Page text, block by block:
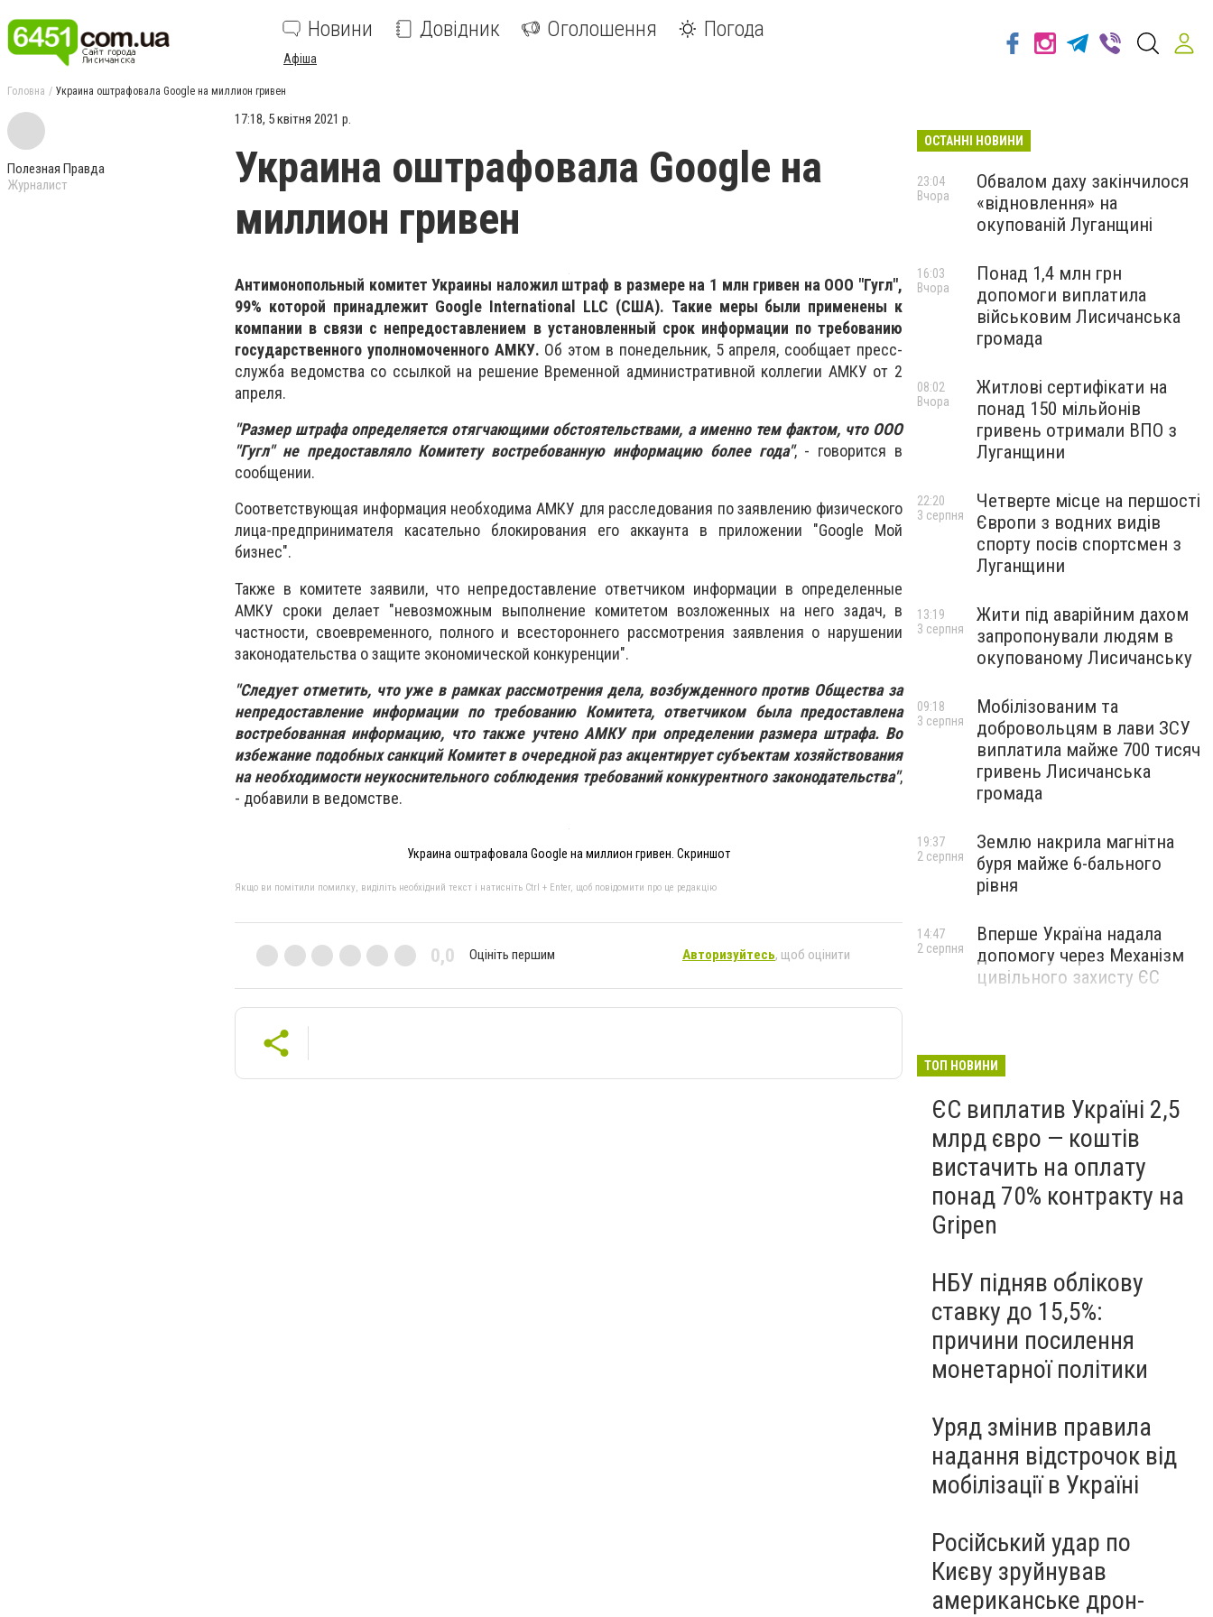
Новини Довідник Оголошення Погода
Афіша
Головна Украина оштрафовала Google на миллион гривен
Полезная Правда
Журналист
17:18, 5 квітня 2021 р.
Украина оштрафовала Google на
миллион гривен
Антимонопольный комитет Украины наложил штраф в размере на 1 млн гривен на ООО "Гугл",
99% которой принадлежит Google International LLC (США). Такие меры были применены к
компании в связи с непредоставлением в установленный срок информации по требованию
государственного уполномоченного АМКУ. Об этом в понедельник, 5 апреля, сообщает пресс-
служба ведомства со ссылкой на решение Временной административной коллегии АМКУ от 2
апреля.
"Размер штрафа определяется отягчающими обстоятельствами, а именно тем фактом, что ООО
"Гугл" не предоставляло Комитету востребованную информацию более года", - говорится в
сообщении.
Соответствующая информация необходима АМКУ для расследования по заявлению физического
лица-предпринимателя касательно блокирования его аккаунта в приложении "Google Мой
бизнес".
Также в комитете заявили, что непредоставление ответчиком информации в определенные
АМКУ сроки делает "невозможным выполнение комитетом возложенных на него задач, в
частности, своевременного, полного и всестороннего рассмотрения заявления о нарушении
законодательства о защите экономической конкуренции".
"Следует отметить, что уже в рамках рассмотрения дела, возбужденного против Общества за
непредоставление информации по требованию Комитета, ответчиком была предоставлена
востребованная информацию, что также учтено АМКУ при определении размера штрафа. Во
избежание подобных санкций Комитет в очередной раз акцентирует субъектам хозяйствования
на необходимости неукоснительного соблюдения требований конкурентного законодательства",
- добавили в ведомстве.
Украина оштрафовала Google на миллион гривен. Скриншот
Якщо ви помітили помилку, виділіть необхідний текст і натисніть Ctrl + Enter, щоб повідомити про це редакцію
0,0 Оцініть першим Авторизуйтесь, щоб оцінити
ОСТАННІ НОВИНИ
Обвалом даху закінчилося
«відновлення» на
окупованій Луганщині
23:04
Вчора
Понад 1,4 млн грн
допомоги виплатила
військовим Лисичанська
громада
16:03
Вчора
Житлові сертифікати на
понад 150 мільйонів
гривень отримали ВПО з
Луганщини
08:02
Вчора
Четверте місце на першості
Європи з водних видів
спорту посів спортсмен з
Луганщини
22:20
3 серпня
Жити під аварійним дахом
запропонували людям в
окупованому Лисичанську
13:19
3 серпня
Мобілізованим та
добровольцям в лави ЗСУ
виплатила майже 700 тисяч
гривень Лисичанська
громада
09:18
3 серпня
Землю накрила магнітна
буря майже 6-бального
рівня
19:37
2 серпня
Вперше Україна надала
допомогу через Механізм
цивільного захисту ЄС
14:47
2 серпня
ТОП НОВИНИ
ЄС виплатив Україні 2,5
млрд євро — коштів
вистачить на оплату
понад 70% контракту на
Gripen
НБУ підняв облікову
ставку до 15,5%:
причини посилення
монетарної політики
Уряд змінив правила
надання відстрочок від
мобілізації в Україні
Російський удар по
Києву зруйнував
американське дрон-